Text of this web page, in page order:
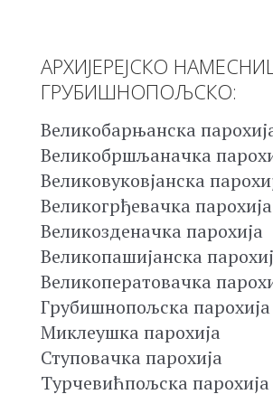
АРХИЈЕРЕЈСКО
ГРУБИШНОПОЉСКО:
Великобарњанска
Великобршљаначка
Великовуковјанска
Великогрђевачка парохија
Великозденачка парохија
Великопашијанска
Великоператовачка
Грубишнопољска парохија
Миклеушка парохија
Ступовачка парохија
Турчевићпољска парохија